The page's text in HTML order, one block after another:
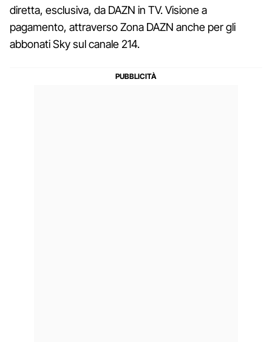
diretta, esclusiva, da DAZN in TV. Visione a
pagamento, attraverso Zona DAZN anche per gli
abbonati Sky sul canale 214.